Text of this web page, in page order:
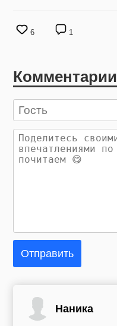
6 1
Комментарии
Отправить
Наника